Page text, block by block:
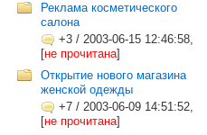
Реклама косметического
салона
+3 / 2003-06-15 12:46:58,
[не прочитана]
Открытие нового магазина
женской одежды
+7 / 2003-06-09 14:51:52,
[не прочитана]